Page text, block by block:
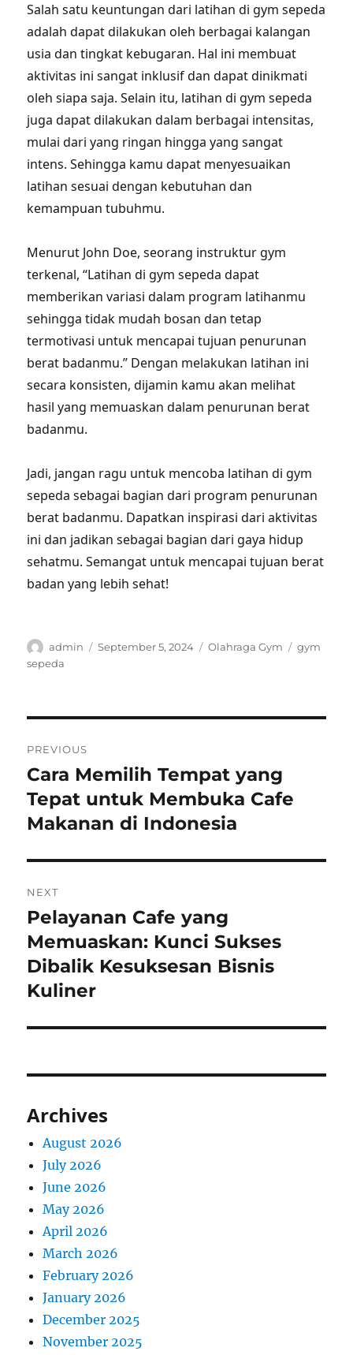
Salah satu keuntungan dari latihan di gym sepeda
adalah dapat dilakukan oleh berbagai kalangan
usia dan tingkat kebugaran. Hal ini membuat
aktivitas ini sangat inklusif dan dapat dinikmati
oleh siapa saja. Selain itu, latihan di gym sepeda
juga dapat dilakukan dalam berbagai intensitas,
mulai dari yang ringan hingga yang sangat
intens. Sehingga kamu dapat menyesuaikan
latihan sesuai dengan kebutuhan dan
kemampuan tubuhmu.
Menurut John Doe, seorang instruktur gym
terkenal, “Latihan di gym sepeda dapat
memberikan variasi dalam program latihanmu
sehingga tidak mudah bosan dan tetap
termotivasi untuk mencapai tujuan penurunan
berat badanmu.” Dengan melakukan latihan ini
secara konsisten, dijamin kamu akan melihat
hasil yang memuaskan dalam penurunan berat
badanmu.
Jadi, jangan ragu untuk mencoba latihan di gym
sepeda sebagai bagian dari program penurunan
berat badanmu. Dapatkan inspirasi dari aktivitas
ini dan jadikan sebagai bagian dari gaya hidup
sehatmu. Semangat untuk mencapai tujuan berat
badan yang lebih sehat!
Author
admin
Posted
September 5, 2024 Categories
Olahraga Gym Tags
gym
sepeda
navigation
PREVIOUS
Previous
post:
Cara Memilih Tempat yang
Tepat untuk Membuka Cafe
Makanan di Indonesia
NEXT
Next
post:
Pelayanan Cafe yang
Memuaskan: Kunci Sukses
Dibalik Kesuksesan Bisnis
Kuliner
Archives
August 2026
July 2026
June 2026
May 2026
April 2026
March 2026
February 2026
January 2026
December 2025
November 2025